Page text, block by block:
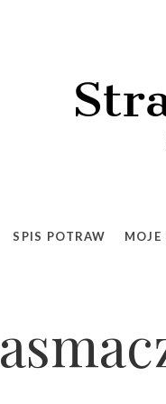
SPIS POTRAW